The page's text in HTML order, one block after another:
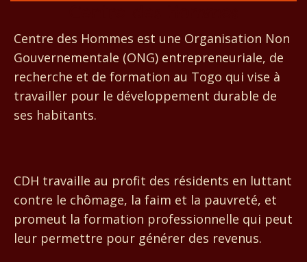
Centre des Hommes est une Organisation Non
Gouvernementale (ONG) entrepreneuriale, de
recherche et de formation au Togo qui vise à
travailler pour le développement durable de
ses habitants.
CDH travaille au profit des résidents en luttant
contre le chômage, la faim et la pauvreté, et
promeut la formation professionnelle qui peut
leur permettre pour générer des revenus.